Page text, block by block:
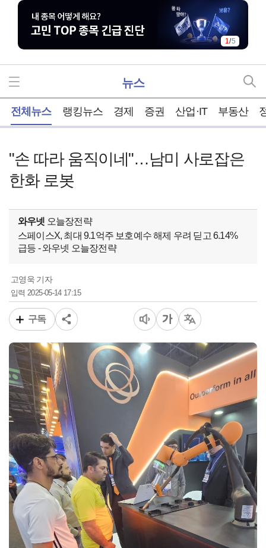
1/5
뉴스
전체뉴스 랭킹뉴스 경제 증권 산업·IT 부동산
"손 따라 움직이네"…남미 사로잡은
한화 로봇
와우넷 오늘장전략
스페이스X, 최대 9.1억주 보호예수 해제 우려 딛고 6.14%
급등 - 와우넷 오늘장전략
고영욱 기자
입력2025-05-14 17:15
구독